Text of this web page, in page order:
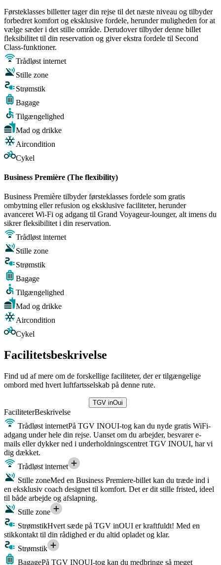
Førsteklasses billetter tager din rejse til det næste niveau og tilbyder
forbedret komfort og eksklusive fordele, herunder muligheden for at
vælge sæder i det stille område. Derudover tilbyder denne billet
fleksibilitet til din reservation og giver ekstra fordele til Second
Class-funktioner.
Trådløst internet
Stille zone
Strømstik
Bagage
Tilgængelighed
Mad og drikke
Aircondition
Cykel
Business Première (The flexibility)
Business Première tilbyder førsteklasses fordele som gratis
ombytning eller refusion og eksklusive faciliteter, herunder
avanceret Wi-Fi og adgang til Grand Voyageur-lounger, alt imens du
sikrer fleksibilitet i din reservation.
Trådløst internet
Stille zone
Strømstik
Bagage
Tilgængelighed
Mad og drikke
Aircondition
Cykel
Facilitetsbeskrivelse
Find ud af mere om de forskellige faciliteter, der er tilgængelige
ombord med hvert luftfartsselskab på denne rute.
TGV inOui
FaciliteterBeskrivelse
Trådløst internetPå TGV INOUI-tog kan du nyde gratis WiFi-
adgang under hele din rejse. Uanset om du arbejder, besvarer e-
mails eller dykker ned i underholdningscentret TGV INOUI, har vi
dig dækket.
Trådløst internet
Stille zoneMed en Business Premiere-billet kan du træde ind i
en eksklusiv coach designet til komfort. Det er dit stille fristed, ideel
til både arbejde og afslapning.
Stille zone
StrømstikHvert sæde på TGV inOUI er kraftfuldt! Med en
stikkontakt til din rådighed er du altid opladet og klar.
Strømstik
BagagePå TGV INOUI-tog kan du medbringe så meget